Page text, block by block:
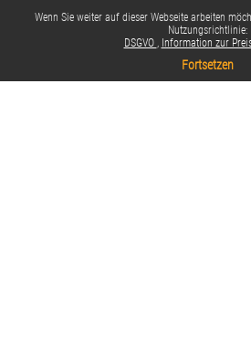
Wenn Sie weiter auf dieser Webseite arbeiten
Nutzungsrichtlinie:
DSGVO
Information zur
Fortsetzen